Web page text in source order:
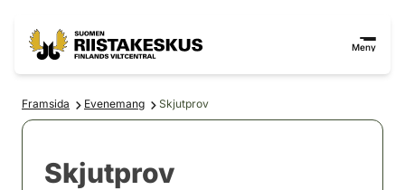
Meny
Framsida Evenemang Skjutprov
Skjutprov